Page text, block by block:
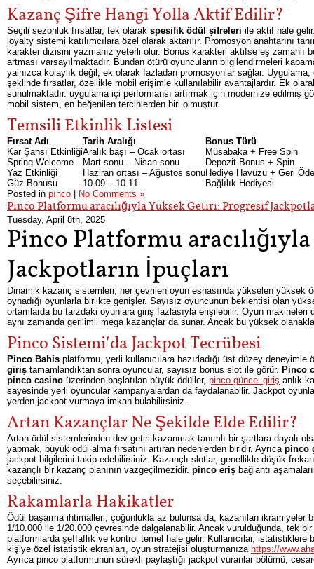
Kazanç Şifre Hangi Yolla Aktif Edilir?
Seçili sezonluk fırsatlar, tek olarak spesifik ödül şifreleri ile aktif hale
loyalty sistemi katılımcılara özel olarak aktarılır. Promosyon anahtarını
karakter dizisini yazmanız yeterli olur. Bonus karakteri aktifse eş zamanlı
artması varsayılmaktadır. Bundan ötürü oyuncuların bilgilendirmeleri
yalnızca kolaylık değil, ek olarak fazladan promosyonlar sağlar. Uygulama,
şeklinde fırsatlar, özellikle mobil erişimle kullanılabilir avantajlardır. Ek
sunulmaktadır. uygulama içi performansı artırmak için modernize edilmiş
mobil sistem, en beğenilen tercihlerden biri olmuştur.
Temsili Etkinlik Listesi
Fırsat Adı Tarih Aralığı
Bonus Türü
Kar Şansı EtkinliğiAralık başı – Ocak ortası
Müsabaka + Free Spin
Spring Welcome
Mart sonu – Nisan sonu
Depozit Bonus + Spin
Yaz Etkinliği
Haziran ortası – Ağustos sonuHediye Havuzu + Geri
Güz Bonusu
10.09 – 10.11
Bağlılık Hediyesi
Posted in pınco No Comments »
Pinco Platformu aracılığıyla Yüksek Getiri: Progresif
Tuesday, April 8th, 2025
Pinco Platformu
Jackpotların İpuçları
Dinamik kazanç sistemleri, her çevrilen oyun esnasında yükselen yüksek
oynadığı oyunlarla birlikte genişler. Sayısız oyuncunun beklentisi olan
ortamlarda bu tarzdaki oyunlara giriş fazlasıyla erişilebilir. Oyun
aynı zamanda gerilimli mega kazançlar da sunar. Ancak bu yüksek
Pinco Sistemi’da Jackpot Tecrübesi
Pinco Bahis platformu, yerli kullanıcılara hazırladığı üst düzey
giriş tamamlandıktan sonra oyuncular, sayısız bonus slot ile görür. Pinco
pinco casino üzerinden başlatılan büyük ödüller, pinco güncel giriş anlık
sayesinde yerli oyuncular kampanyalardan da faydalanabilir. Jackpot
yerden jackpot vurmaya imkan bulabilirsiniz.
Artan Kazançlar Ne Şekilde Elde Edilir?
Artan ödül sistemlerinden dev getiri kazanmak tanımlı bir şartlara dayalı
yapmak, büyük ödül alma fırsatını artıran nedenlerden biridir. Ayrıca pinco
jackpot bilgilerini takip edebilirsiniz. Kazançlı slotlar, genellikle düşük
kazançlı bir kazanç planının vazgeçilmezidir. pinco eriş bağlantı
seçebilirsiniz.
Rakamlarla Hakikatler
Ödül başarma ihtimalleri, çoğunlukla az bulunsa da, kazanılan
1/10.000 ile 1/20.000 çevresinde dalgalanabilir. Ancak vurulduğunda, tek
platformlarda şeffaflık ve kontrol temel hale gelir. Kullanıcılar,
kişiye özel istatistik ekranları, oyun stratejisi oluşturmanıza https://
Ayrıca pinco platformunun sürekli paylaştığı jackpot vuranlar bölümü,